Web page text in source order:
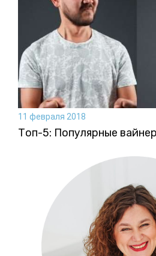
11 февраля 2018
Топ-5: Популярные